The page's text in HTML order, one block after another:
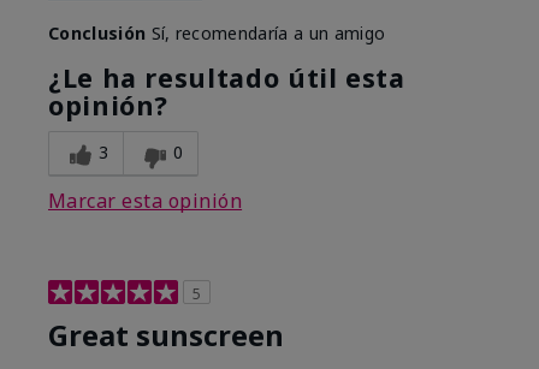
Conclusión Sí, recomendaría a un amigo
¿Le ha resultado útil esta
opinión?
3 0
Marcar esta opinión
5
Great sunscreen